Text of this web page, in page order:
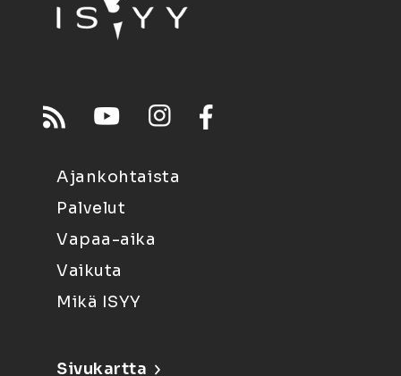
Ajankohtaista
Palvelut
Vapaa-aika
Vaikuta
Mikä ISYY
Sivukartta